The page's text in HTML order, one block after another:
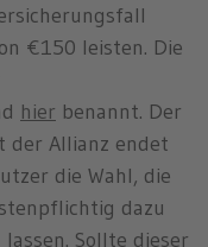
€150 leisten. Die
hier benannt. Der
der Allianz endet
die Wahl, die
dazu
Sollte dieser